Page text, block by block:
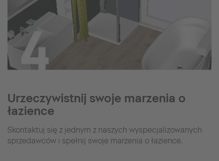
Urzeczywistnij swoje marzenia o
łazience
Skontaktuj się z jednym z naszych wyspecjalizowanych
sprzedawców i spełnij swoje marzenia o łazience.